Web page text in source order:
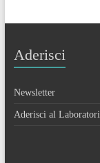
Aderisci
Newsletter
Aderisci al